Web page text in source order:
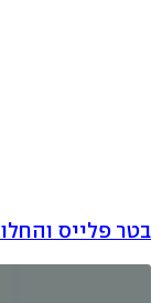
בטר פלייס